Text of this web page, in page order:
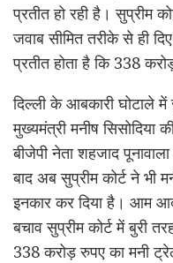
प्रतीत हो रही है। सुप्रीम
जवाब सीमित तरीके से ही
प्रतीत होता है कि 338
दिल्ली के आबकारी घोटाले में
मुख्यमंत्री मनीष सिसोदिया
बीजेपी नेता शहजाद
बाद अब सुप्रीम कोर्ट ने भी
इनकार कर दिया है। आम
बचाव सुप्रीम कोर्ट में बुरी
338 करोड़ रुपए का मनी